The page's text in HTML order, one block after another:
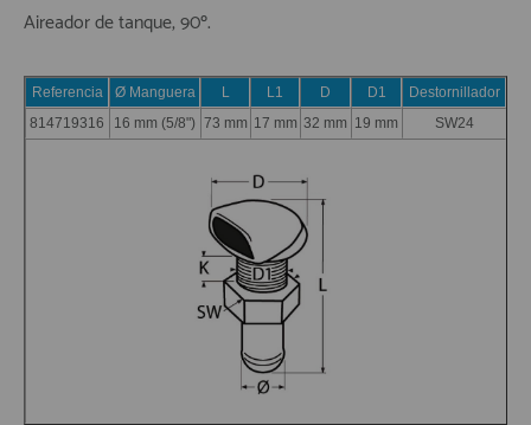
Aireador de tanque, 90º.
Referencia Ø Manguera L L1 D D1
Destornillador
814719316
16 mm (5/8") 73 mm 17 mm 32 mm 19 mm SW24